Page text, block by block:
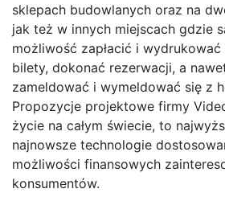
sklepach budowlanych oraz na
jak też w innych miejscach gdzie
możliwość zapłacić i
bilety, dokonać rezerwacji, a
zameldować i wymeldować się z
Propozycje projektowe firmy
życie na całym świecie, to
najnowsze technologie
możliwości finansowych
konsumentów.